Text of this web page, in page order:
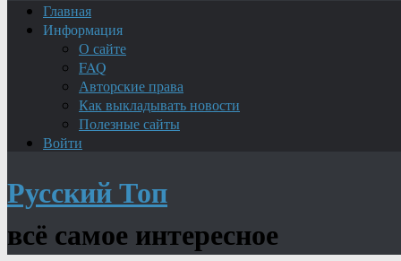
Главная
Информация
О сайте
FAQ
Авторские права
Как выкладывать новости
Полезные сайты
Войти
Русский Топ
всё самое интересное